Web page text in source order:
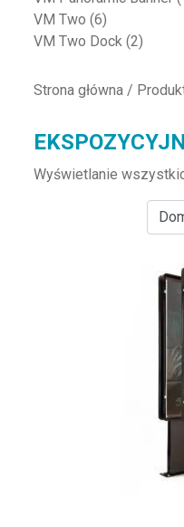
VM Two (6)
VM Two Dock (2)
Strona główna /
Wyświetlanie